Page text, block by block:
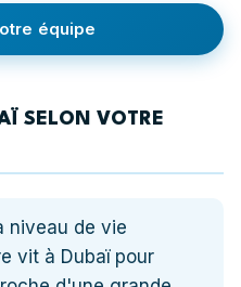
équipe
SELON VOTRE
niveau de vie
vit à Dubaï pour